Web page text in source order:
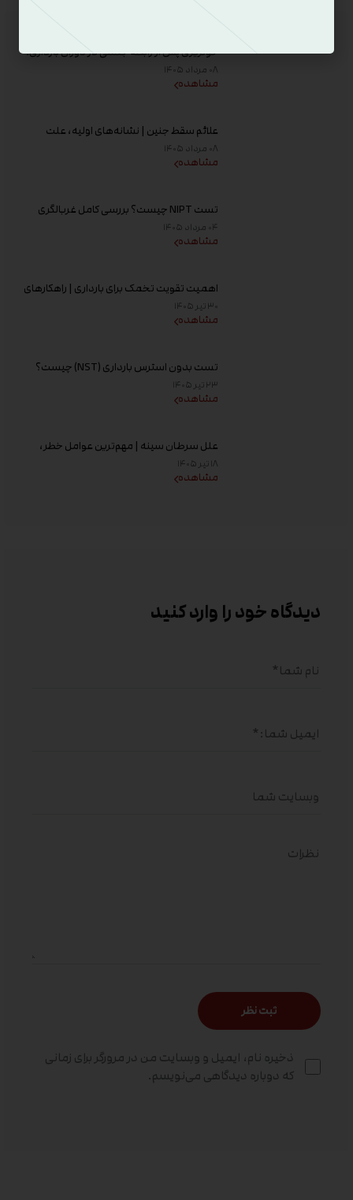
خونریزی پس از رابطه جنسی در دوران بارداری؛
علت و زمان مراجعه به پزشک۰۸ مرداد ۱۴۰۵
مشاهده
علائم سقط جنین | نشانه‌های اولیه، علت
خونریزی، عوامل خطر و زمان مراجعه به پزشک
۰۸ مرداد ۱۴۰۵
مشاهده
تست NIPT چیست؟ بررسی کامل غربالگری
غیر تهاجمی پیش از تولد، زمان انجام و تفسیر
جواب
۰۴ مرداد ۱۴۰۵
مشاهده
اهمیت تقویت تخمک برای بارداری | راهکارهای
افزایش کیفیت تخمک و شانس باروری
۳۰ تیر ۱۴۰۵
مشاهده
تست بدون استرس بارداری (NST) چیست؟
زمان انجام و تفسیر نتیجه
۲۳ تیر ۱۴۰۵
مشاهده
علل سرطان سینه | مهم‌ترین عوامل خطر،
دلایل ابتلا و روش‌های پیشگیری
۱۸ تیر ۱۴۰۵
مشاهده
دیدگاه خود را وارد کنید
ذخیره نام، ایمیل و وبسایت من در مرورگر برای زمانی
که دوباره دیدگاهی می‌نویسم.